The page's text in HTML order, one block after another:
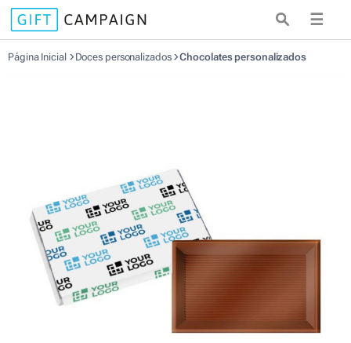
☰
Página Inicial Doces personalizados Chocolates personalizados